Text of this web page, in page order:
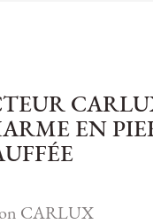
EN
CARLUX